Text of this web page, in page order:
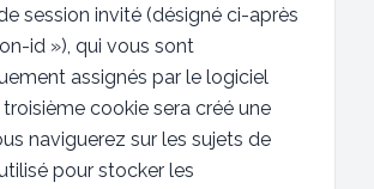
session invité (désigné ci-après
id »), qui vous sont
assignés par le logiciel
cookie sera créé une
naviguerez sur les sujets de
pour stocker les